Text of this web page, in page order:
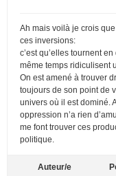
Ah mais voilà je crois
ces inversions:
c’est qu’elles tournent
même temps ridiculisent
On est amené à trouver
toujours de son point de
univers où il est dominé.
oppression n’a rien
me font trouver ces
politique.
Auteur/e